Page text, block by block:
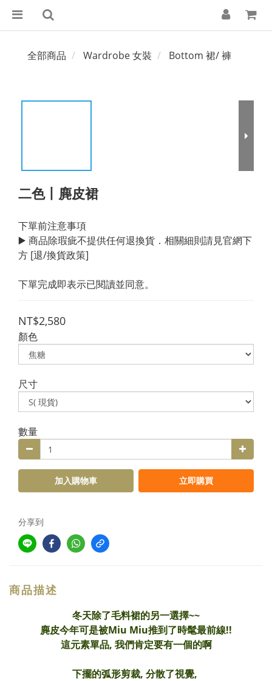
全部商品 Wardrobe 女裝 Bottom 裙/ 褲
二色丨麂皮裙
下單前注意事項
▶️ 商品除瑕疵不提供任何退換貨．相關細則請見官網下
方 [退/換貨政策]
下單完成即表示已閱讀並同意。
NT$2,580
顏色
尺寸
數量
加入購物車 立即購買
分享到
商品描述
冬天除了毛料裙的另一選擇~~
麂皮今年可是被Miu Miu推到了時髦最前線!!
這元素單品, 我們肯定要有一個的啊
下擺的弧形剪裁, 分散了視覺,